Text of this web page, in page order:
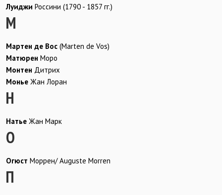
Луиджи Россини (1790 - 1857 гг.)
М
Мартен де Вос (Marten de Vos)
Матюрен Моро
Монтен Дитрих
Монье Жан Лоран
Н
Натье Жан Марк
О
Огюст Моррен/ Auguste Morren
П